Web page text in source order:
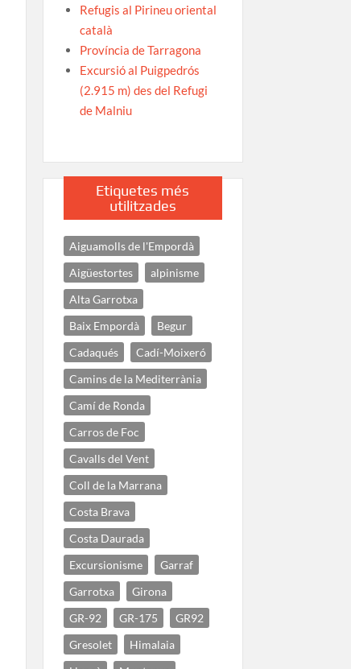
Refugis al Pirineu oriental
català
Província de Tarragona
Excursió al Puigpedrós
(2.915 m) des del Refugi
de Malniu
Etiquetes més
utilitzades
Aiguamolls de l'Empordà
Aigüestortes
alpinisme
Alta Garrotxa
Baix Empordà
Begur
Cadaqués
Cadí-Moixeró
Camins de la Mediterrània
Camí de Ronda
Carros de Foc
Cavalls del Vent
Coll de la Marrana
Costa Brava
Costa Daurada
Excursionisme
Garraf
Garrotxa
Girona
GR-92
GR-175
GR92
Gresolet
Himalaia